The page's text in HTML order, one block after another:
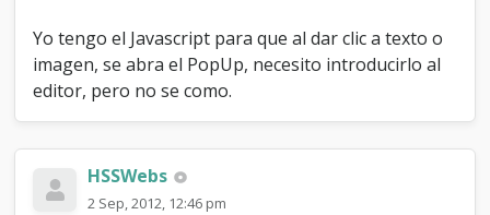
Yo tengo el Javascript para que al dar clic a texto o
imagen, se abra el PopUp, necesito introducirlo al
editor, pero no se como.
HSSWebs
2 Sep, 2012, 12:46 pm